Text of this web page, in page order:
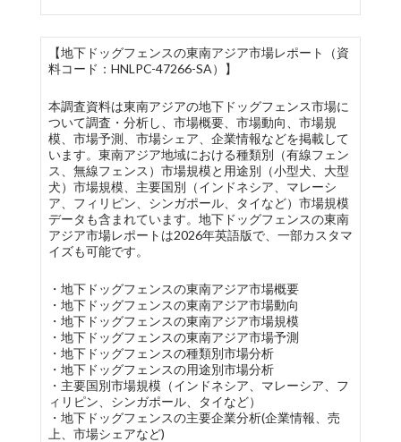
【地下ドッグフェンスの東南アジア市場レポート（資
料コード：HNLPC-47266-SA）】
本調査資料は東南アジアの地下ドッグフェンス市場に
ついて調査・分析し、市場概要、市場動向、市場規
模、市場予測、市場シェア、企業情報などを掲載して
います。東南アジア地域における種類別（有線フェン
ス、無線フェンス）市場規模と用途別（小型犬、大型
犬）市場規模、主要国別（インドネシア、マレーシ
ア、フィリピン、シンガポール、タイなど）市場規模
データも含まれています。地下ドッグフェンスの東南
アジア市場レポートは2026年英語版で、一部カスタマ
イズも可能です。
・地下ドッグフェンスの東南アジア市場概要
・地下ドッグフェンスの東南アジア市場動向
・地下ドッグフェンスの東南アジア市場規模
・地下ドッグフェンスの東南アジア市場予測
・地下ドッグフェンスの種類別市場分析
・地下ドッグフェンスの用途別市場分析
・主要国別市場規模（インドネシア、マレーシア、フ
ィリピン、シンガポール、タイなど）
・地下ドッグフェンスの主要企業分析(企業情報、売
上、市場シェアなど)